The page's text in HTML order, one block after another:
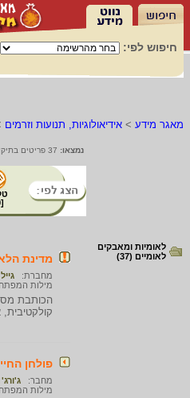
חיפוש לפי:
מאגר מידע > אידיאולוגיות, תנועות וזרמים
נמצאו:
[
לאומיות ומאבקים
לאומיים (37)
מדינת
מחברת:
מילות
הכותבת
פולחן
מחבר:
מילות